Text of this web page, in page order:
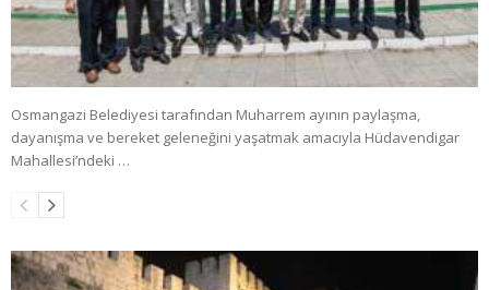
Osmangazi Belediyesi tarafından Muharrem ayının paylaşma,
dayanışma ve bereket geleneğini yaşatmak amacıyla Hüdavendigar
Mahallesi’ndeki …